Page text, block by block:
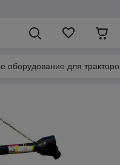
оборудование для